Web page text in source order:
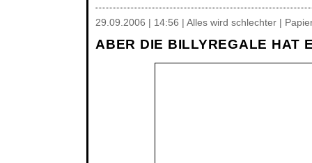
29.09.2006 | 14:56 | Alles wird schlechter |
ABER DIE BILLYREGALE HAT